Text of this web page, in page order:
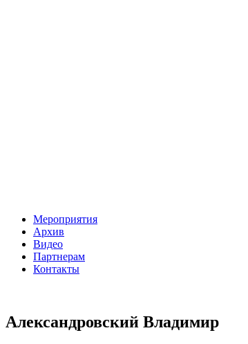
Мероприятия
Архив
Видео
Партнерам
Контакты
Александровский Владимир